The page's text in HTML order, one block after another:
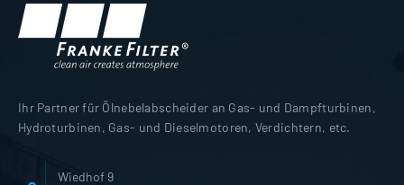
Ihr Partner für Ölnebelabscheider an Gas- und Dampfturbinen,
Hydroturbinen, Gas- und Dieselmotoren, Verdichtern, etc.
Wiedhof 9